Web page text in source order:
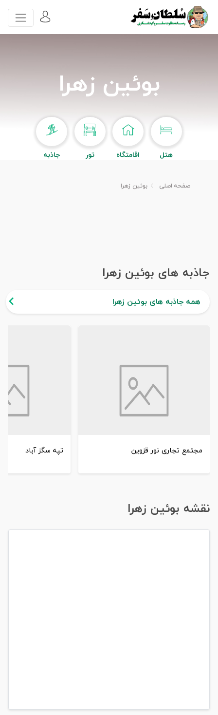
بوئین زهرا
هتل اقامتگاه تور جاذبه
صفحه اصلی بوئین زهرا
جاذبه های بوئین زهرا
همه جاذبه های بوئین زهرا
مجتمع تجاری نور قزوین تپه سگز آباد
نقشه بوئین زهرا